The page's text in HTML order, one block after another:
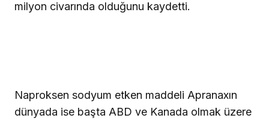
milyon civarında olduğunu kaydetti.
Naproksen sodyum etken maddeli Apranaxın
dünyada ise başta ABD ve Kanada olmak üzere